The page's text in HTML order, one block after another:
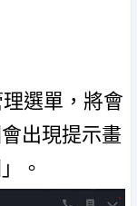
選單，將會
出現提示畫
。